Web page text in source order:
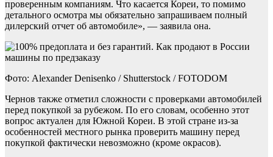
проверенным компаниям. Что касается Кореи, то помимо
детального осмотра мы обязательно запрашиваем полный
дилерский отчет об автомобиле», — заявила она.
Фото: Alexander Denisenko / Shutterstock / FOTODOM
Чернов также отметил сложности с проверками автомобилей
перед покупкой за рубежом. По его словам, особенно этот
вопрос актуален для Южной Кореи. В этой стране из-за
особенностей местного рынка проверить машину перед
покупкой фактически невозможно (кроме окрасов).